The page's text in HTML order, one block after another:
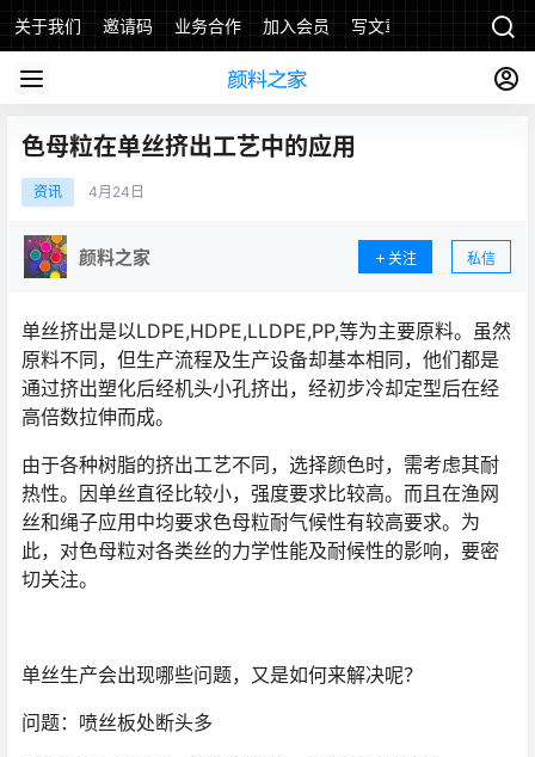
关于我们 邀请码 业务合作 加入会员 写文章
色母粒在单丝挤出工艺中的应用
资讯 4月 24日
颜料之家 关注 私信
单丝挤出是以LDPE,HDPE,LLDPE,PP,等为主要原料。虽然
原料不同，但生产流程及生产设备却基本相同，他们都是
通过挤出塑化后经机头小孔挤出，经初步冷却定型后在经
高倍数拉伸而成。
由于各种树脂的挤出工艺不同，选择颜色时，需考虑其耐
热性。因单丝直径比较小，强度要求比较高。而且在渔网
丝和绳子应用中均要求色母粒耐气候性有较高要求。为
此，对色母粒对各类丝的力学性能及耐候性的影响，要密
切关注。
单丝生产会出现哪些问题，又是如何来解决呢？
问题：喷丝板处断头多